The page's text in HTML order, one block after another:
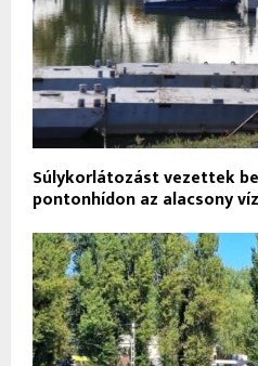
Súlykorlátozást vezettek
pontonhídon az alacsony